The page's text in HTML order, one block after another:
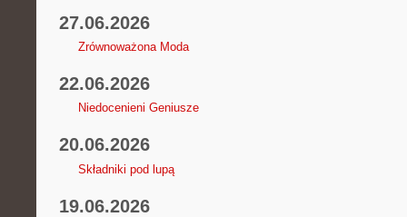
27.06.2026
Zrównoważona Moda
22.06.2026
Niedocenieni Geniusze
20.06.2026
Składniki pod lupą
19.06.2026